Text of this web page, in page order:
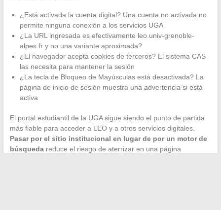
¿Está activada la cuenta digital? Una cuenta no activada no
permite ninguna conexión a los servicios UGA
¿La URL ingresada es efectivamente leo.univ-grenoble-
alpes.fr y no una variante aproximada?
¿El navegador acepta cookies de terceros? El sistema CAS
las necesita para mantener la sesión
¿La tecla de Bloqueo de Mayúsculas está desactivada? La
página de inicio de sesión muestra una advertencia si está
activa
El portal estudiantil de la UGA sigue siendo el punto de partida
más fiable para acceder a LEO y a otros servicios digitales.
Pasar por el sitio institucional en lugar de por un motor de
búsquedareduce el riesgo de aterrizar en una página